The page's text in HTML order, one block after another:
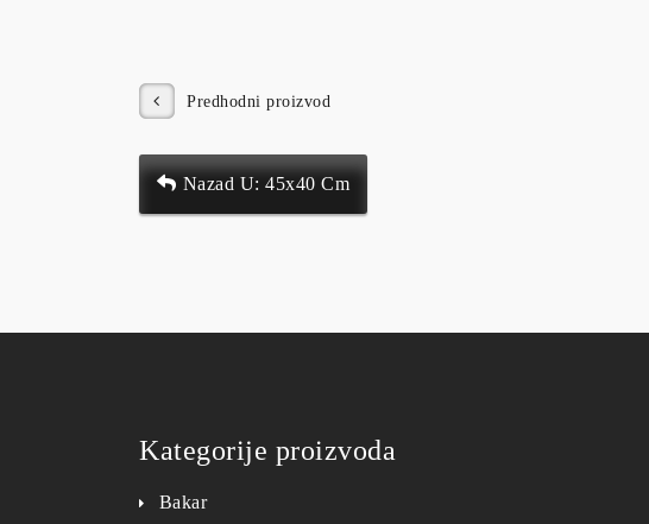
Predhodni proizvod
Nazad U: 45x40 Cm
Kategorije proizvoda
Bakar